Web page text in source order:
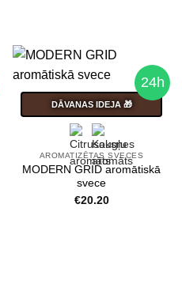
24h
DĀVANAS IDEJA 🎁
AROMATIZĒTAS SVECES
MODERN GRID aromātiskā
svece
€20.20